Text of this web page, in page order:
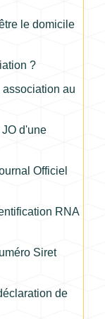
le domicile
?
au
d'une
Officiel
RNA
Siret
de